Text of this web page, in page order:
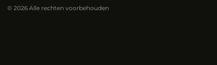
© 2026 Alle rechten voorbehouden